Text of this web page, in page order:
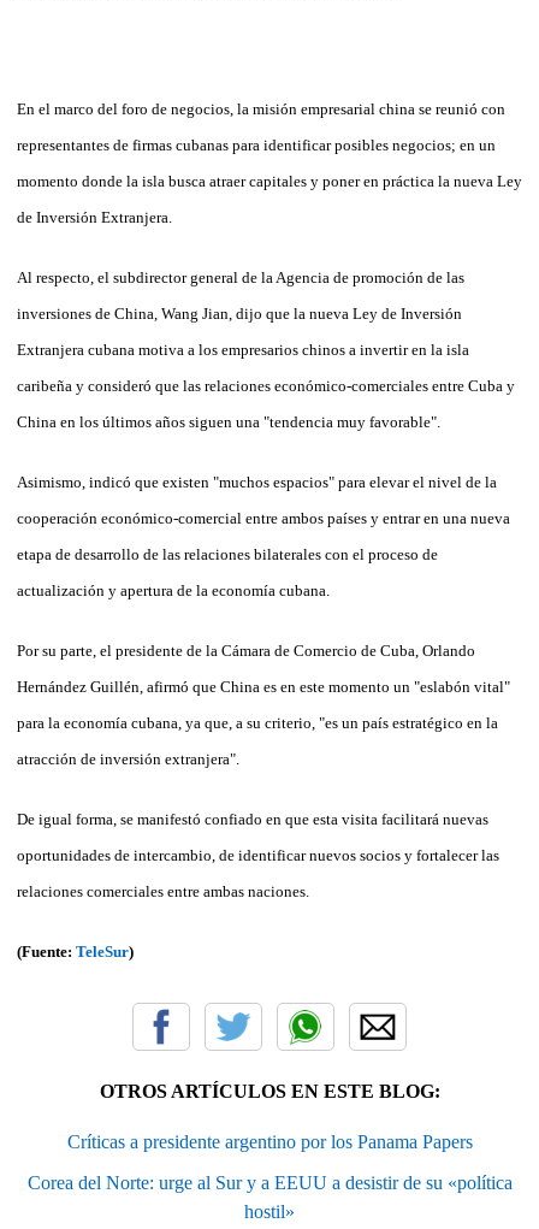
En el marco del foro de negocios, la misión empresarial china se reunió con
representantes de firmas cubanas para identificar posibles negocios; en un
momento donde la isla busca atraer capitales y poner en práctica la nueva Ley
de Inversión Extranjera.
Al respecto, el subdirector general de la Agencia de promoción de las
inversiones de China, Wang Jian, dijo que la nueva Ley de Inversión
Extranjera cubana motiva a los empresarios chinos a invertir en la isla
caribeña y consideró que las relaciones económico-comerciales entre Cuba y
China en los últimos años siguen una "tendencia muy favorable".
Asimismo, indicó que existen "muchos espacios" para elevar el nivel de la
cooperación económico-comercial entre ambos países y entrar en una nueva
etapa de desarrollo de las relaciones bilaterales con el proceso de
actualización y apertura de la economía cubana.
Por su parte, el presidente de la Cámara de Comercio de Cuba, Orlando
Hernández Guillén, afirmó que China es en este momento un "eslabón vital"
para la economía cubana, ya que, a su criterio, "es un país estratégico en la
atracción de inversión extranjera".
De igual forma, se manifestó confiado en que esta visita facilitará nuevas
oportunidades de intercambio, de identificar nuevos socios y fortalecer las
relaciones comerciales entre ambas naciones.
(Fuente: TeleSur)
OTROS ARTÍCULOS EN ESTE BLOG:
Críticas a presidente argentino por los Panama Papers
Corea del Norte: urge al Sur y a EEUU a desistir de su «política
hostil»